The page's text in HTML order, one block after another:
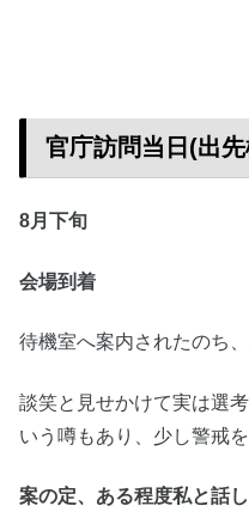
官庁訪問当日(出
8月下旬
会場到着
待機室へ案内されたのち
談笑と見せかけて実は選
いう噂もあり、少し警戒
案の定、ある程度私と話